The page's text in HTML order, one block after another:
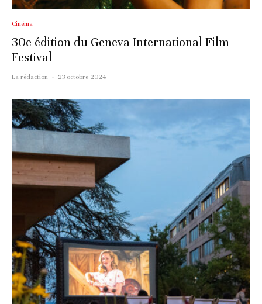
Cinéma
30e édition du Geneva International Film
Festival
La rédaction · 23 octobre 2024